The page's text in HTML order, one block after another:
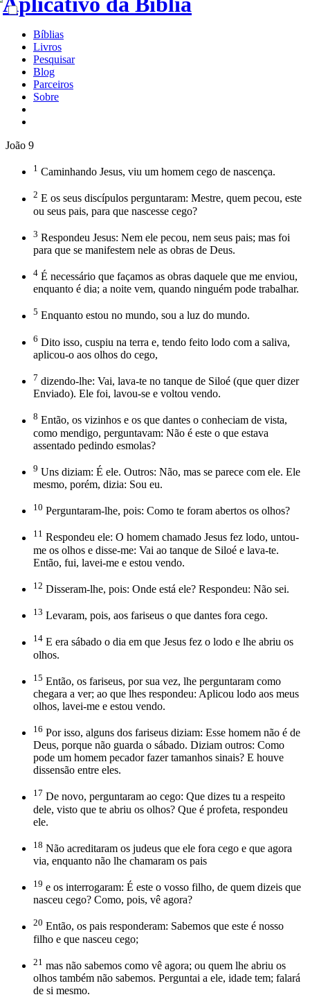
Bíblias
Livros
Pesquisar
Blog
Parceiros
Sobre
João 9
1 Caminhando Jesus, viu um homem cego de nascença.
2 E os seus discípulos perguntaram: Mestre, quem pecou, este
ou seus pais, para que nascesse cego?
3 Respondeu Jesus: Nem ele pecou, nem seus pais; mas foi
para que se manifestem nele as obras de Deus.
4 É necessário que façamos as obras daquele que me enviou,
enquanto é dia; a noite vem, quando ninguém pode trabalhar.
5 Enquanto estou no mundo, sou a luz do mundo.
6 Dito isso, cuspiu na terra e, tendo feito lodo com a saliva,
aplicou-o aos olhos do cego,
7 dizendo-lhe: Vai, lava-te no tanque de Siloé (que quer dizer
Enviado). Ele foi, lavou-se e voltou vendo.
8 Então, os vizinhos e os que dantes o conheciam de vista,
como mendigo, perguntavam: Não é este o que estava
assentado pedindo esmolas?
9 Uns diziam: É ele. Outros: Não, mas se parece com ele. Ele
mesmo, porém, dizia: Sou eu.
10 Perguntaram-lhe, pois: Como te foram abertos os olhos?
11 Respondeu ele: O homem chamado Jesus fez lodo, untou-
me os olhos e disse-me: Vai ao tanque de Siloé e lava-te.
Então, fui, lavei-me e estou vendo.
12 Disseram-lhe, pois: Onde está ele? Respondeu: Não sei.
13 Levaram, pois, aos fariseus o que dantes fora cego.
14 E era sábado o dia em que Jesus fez o lodo e lhe abriu os
olhos.
15 Então, os fariseus, por sua vez, lhe perguntaram como
chegara a ver; ao que lhes respondeu: Aplicou lodo aos meus
olhos, lavei-me e estou vendo.
16 Por isso, alguns dos fariseus diziam: Esse homem não é de
Deus, porque não guarda o sábado. Diziam outros: Como
pode um homem pecador fazer tamanhos sinais? E houve
dissensão entre eles.
17 De novo, perguntaram ao cego: Que dizes tu a respeito
dele, visto que te abriu os olhos? Que é profeta, respondeu
ele.
18 Não acreditaram os judeus que ele fora cego e que agora
via, enquanto não lhe chamaram os pais
19 e os interrogaram: É este o vosso filho, de quem dizeis que
nasceu cego? Como, pois, vê agora?
20 Então, os pais responderam: Sabemos que este é nosso
filho e que nasceu cego;
21 mas não sabemos como vê agora; ou quem lhe abriu os
olhos também não sabemos. Perguntai a ele, idade tem; falará
de si mesmo.